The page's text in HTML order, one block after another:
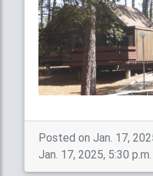
Posted on Jan. 17,
Jan. 17, 2025, 5:30 p.m.